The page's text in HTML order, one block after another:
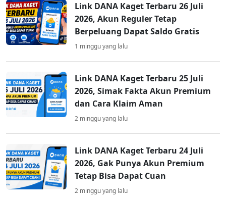
Link DANA Kaget Terbaru 26 Juli
2026, Akun Reguler Tetap
Berpeluang Dapat Saldo Gratis
1 minggu yang lalu
Link DANA Kaget Terbaru 25 Juli
2026, Simak Fakta Akun Premium
dan Cara Klaim Aman
2 minggu yang lalu
Link DANA Kaget Terbaru 24 Juli
2026, Gak Punya Akun Premium
Tetap Bisa Dapat Cuan
2 minggu yang lalu